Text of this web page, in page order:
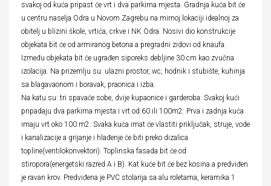
svakoj od kuća pripast će vrt i dva parkirna mjesta. Gradnja kuća bit će
u centru naselja Odra u Novom Zagrebu na mirnoj lokaciji idealnoj za
obitelj u blizini škole, vrtića, crkve i NK Odra. Nosivi dio konstrukcije
objekata bit će od armiranog betona a pregradni zidovi od knaufa.
Između objekata bit će ugrađen siporeks debljine 30 cm kao zvučna
izolacija. Na prizemlju su: ulazni prostor, wc, hodnik i stubište, kuhinja
sa blagavaonom i boravak, praonica i izba.
Na katu su: tri spavaće sobe, dvije kupaonice i garderoba. Svakoj kući
pripadaju dva parkirna mjesta i vrt od 60 ili 100m2. Prva i zadnja kuća
imaju vrt oko 100 m2. Svaka kuća imat će vlastiti priključak, struje, vode
i kanalizacije a grijanje i hlađenje će biti preko dizalica
topline(ventilokonvektori). Toplinska fasada bit će od
stiropora(energetski razred A i B). Kat kuće bit će bez kosina a predviđen
je ravan krov. Predviđena je PVC stolarija sa alu roletama, keramika 1